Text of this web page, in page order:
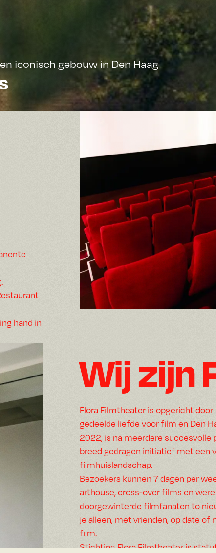
iconisch gebouw in Den Haag
hand in
Wij zijn
Flora Filmtheater is opgericht
gedeelde liefde voor film en Den
2022, is na meerdere
breed gedragen initiatief met een
filmhuislandschap.
Bezoekers kunnen 7 dagen per
arthouse, cross-over films en
doorgewinterde filmfanaten to
je alleen, met vrienden, op date
film.
Stichting Flora Filmtheater is